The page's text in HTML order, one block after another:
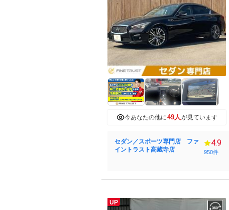
今あなたの他に49人 が見ています
セダン／スポーツ専門店 ファ
イントラスト高蔵寺店
4.9
950件
UP